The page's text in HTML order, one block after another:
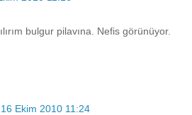
bulgur pilavına. Nefis görünüyor.
16 Ekim 2010 11:24